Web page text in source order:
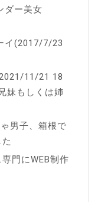
ダー美女
イ(2017/7/23
11/21 18
妹もしくは姉
男子、箱根で
門にWEB制作